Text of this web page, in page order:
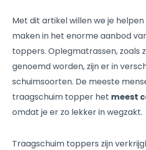
Met dit artikel willen we je
maken in het enorme aanbod
toppers. Oplegmatrassen, zoals
genoemd worden, zijn er in
schuimsoorten. De meeste
traagschuim topper het meest
omdat je er zo lekker in wegzakt.
Traagschuim toppers zijn